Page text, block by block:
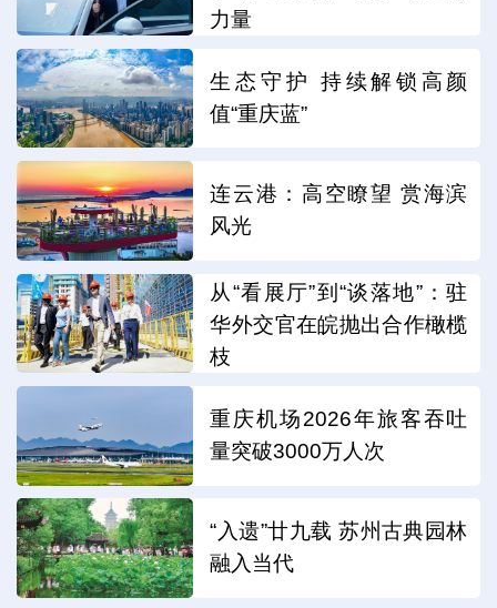
力量
生态守护 持续解锁高颜
值“重庆蓝”
连云港：高空瞭望 赏海滨
风光
从“看展厅”到“谈落地”：驻
华外交官在皖抛出合作橄榄
枝
重庆机场2026年旅客吞吐
量突破3000万人次
“入遗”廿九载 苏州古典园林
融入当代